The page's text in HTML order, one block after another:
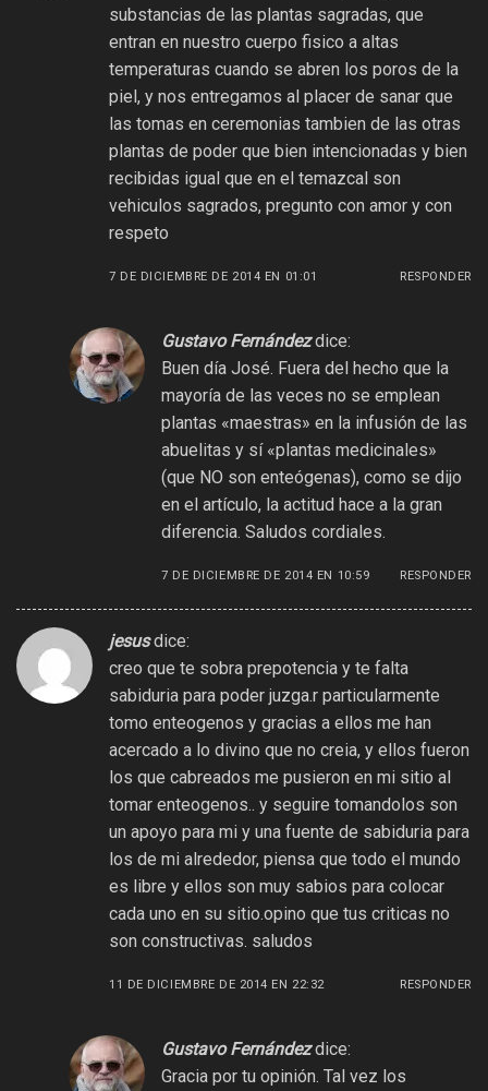
substancias de las plantas sagradas, que
entran en nuestro cuerpo fisico a altas
temperaturas cuando se abren los poros de la
piel, y nos entregamos al placer de sanar que
las tomas en ceremonias tambien de las otras
plantas de poder que bien intencionadas y bien
recibidas igual que en el temazcal son
vehiculos sagrados, pregunto con amor y con
respeto
7 DE DICIEMBRE DE 2014 EN 01:01 RESPONDER
Gustavo Fernández dice:
Buen día José. Fuera del hecho que la
mayoría de las veces no se emplean
plantas «maestras» en la infusión de las
abuelitas y sí «plantas medicinales»
(que NO son enteógenas), como se dijo
en el artículo, la actitud hace a la gran
diferencia. Saludos cordiales.
7 DE DICIEMBRE DE 2014 EN 10:59 RESPONDER
jesus dice:
creo que te sobra prepotencia y te falta
sabiduria para poder juzga.r particularmente
tomo enteogenos y gracias a ellos me han
acercado a lo divino que no creia, y ellos fueron
los que cabreados me pusieron en mi sitio al
tomar enteogenos.. y seguire tomandolos son
un apoyo para mi y una fuente de sabiduria para
los de mi alrededor, piensa que todo el mundo
es libre y ellos son muy sabios para colocar
cada uno en su sitio.opino que tus criticas no
son constructivas. saludos
11 DE DICIEMBRE DE 2014 EN 22:32 RESPONDER
Gustavo Fernández dice:
Gracia por tu opinión. Tal vez los